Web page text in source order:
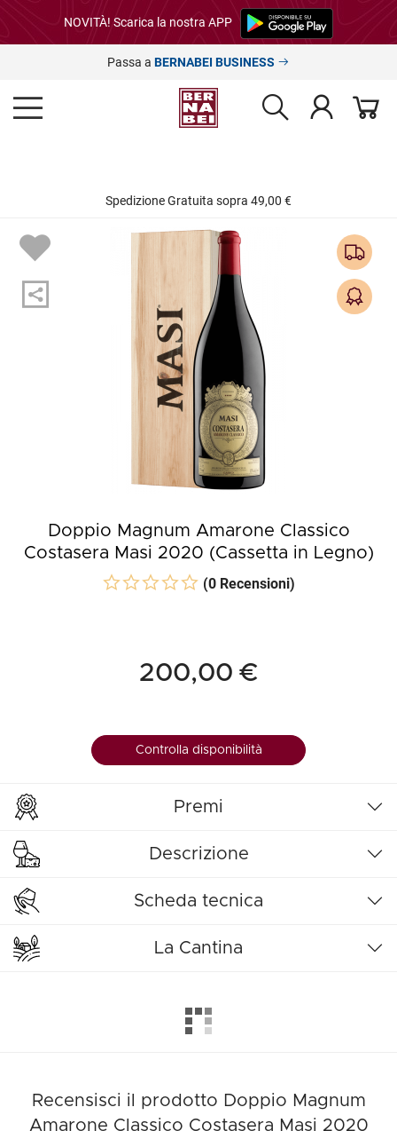
NOVITÀ! Scarica la nostra APP
Passa a BERNABEI BUSINESS
Spedizione Gratuita sopra 49,00 €
Doppio Magnum Amarone Classico
Costasera Masi 2020 (Cassetta in Legno)
(0 Recensioni)
200,00 €
Controlla disponibilità
Premi
Descrizione
Scheda tecnica
La Cantina
Recensisci il prodotto Doppio Magnum
Amarone Classico Costasera Masi 2020